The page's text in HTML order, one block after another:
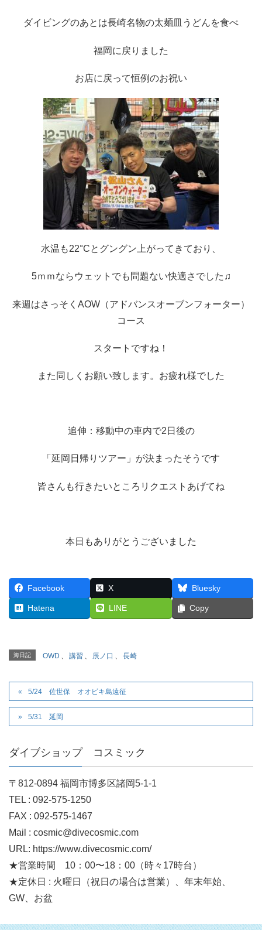
ダイビングのあとは長崎名物の太麺皿うどんを食べ
福岡に戻りました
お店に戻って恒例のお祝い
水温も22°Cとグングン上がってきており、
5ｍｍならウェットでも問題ない快適さでした♫
来週はさっそくAOW（アドバンスオーブンフォーター）
コース
スタートですね！
また同しくお願い致します。お疲れ様でした
追伸：移動中の車内で2日後の
「延岡日帰りツアー」が決まったそうです
皆さんも行きたいところリクエストあげてね
本日もありがとうございました
Facebook X Bluesky
Hatena LINE Copy
海日記 OWD 、 講習 、 辰ノ口 、 長崎
5/24 佐世保 オオビキ島遠征
5/31 延岡
ダイブショップ コスミック
〒812-0894 福岡市博多区諸岡5-1-1
TEL : 092-575-1250
FAX : 092-575-1467
Mail : cosmic@divecosmic.com
URL: https://www.divecosmic.com/
★営業時間 10：00〜18：00（時々17時台）
★定休日 : 火曜日（祝日の場合は営業）、年末年始、
GW、お盆